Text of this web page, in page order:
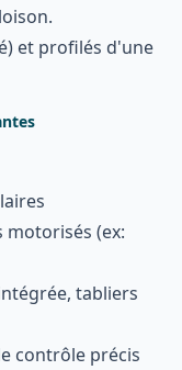
et profilés d'une
(ex:
tabliers
contrôle précis